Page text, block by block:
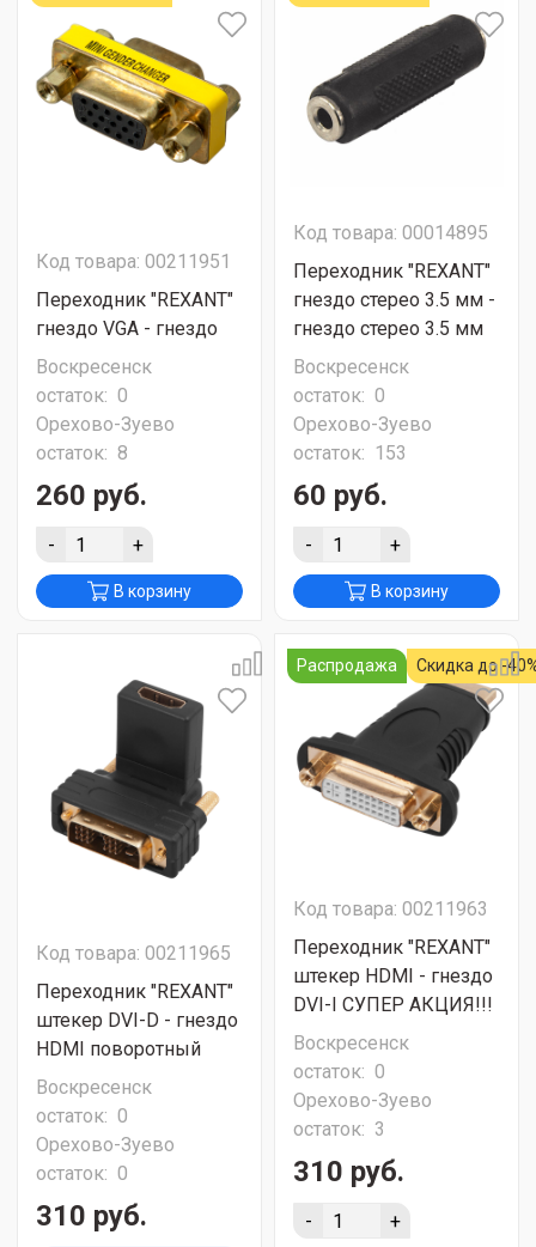
Код товара: 00211951
Переходник "REXANT"
гнездо VGA - гнездо
Воскресенск
остаток: 0
Орехово-Зуево
остаток: 8
260 руб.
- +
В корзину
Код товара: 00014895
Переходник "REXANT"
гнездо стерео 3.5 мм -
гнездо стерео 3.5 мм
Воскресенск
остаток: 0
Орехово-Зуево
остаток: 153
60 руб.
- +
В корзину
Код товара: 00211965
Переходник "REXANT"
штекер DVI-D - гнездо
HDMI поворотный
Воскресенск
остаток: 0
Орехово-Зуево
остаток: 0
310 руб.
Распродажа Скидка до -
Код товара: 00211963
Переходник "REXANT"
штекер HDMI - гнездо
DVI-I СУПЕР АКЦИЯ!!!
Воскресенск
остаток: 0
Орехово-Зуево
остаток: 3
310 руб.
- +